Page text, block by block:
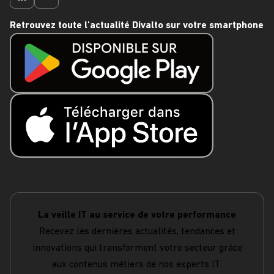
Retrouvez toute l'actualité Divalto sur votre smartphone
La veille IT au service de votre performance
Recevez les dernières actualités, tendances et
innovations qui transforment votre secteur grâce
aux contenus métiers de nos experts IT.